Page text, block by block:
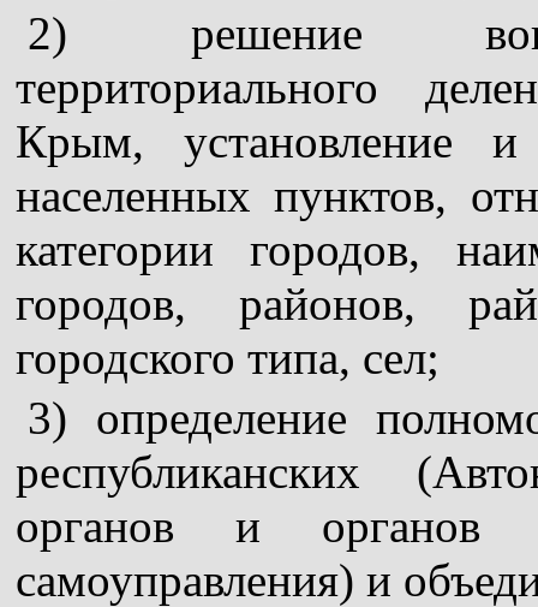
2) решение
территориального
Крым, установление и
населенных пунктов,
категории городов,
городов, районов,
городского типа, сел;
3) определение
республиканских
органов и органов
самоуправления) и